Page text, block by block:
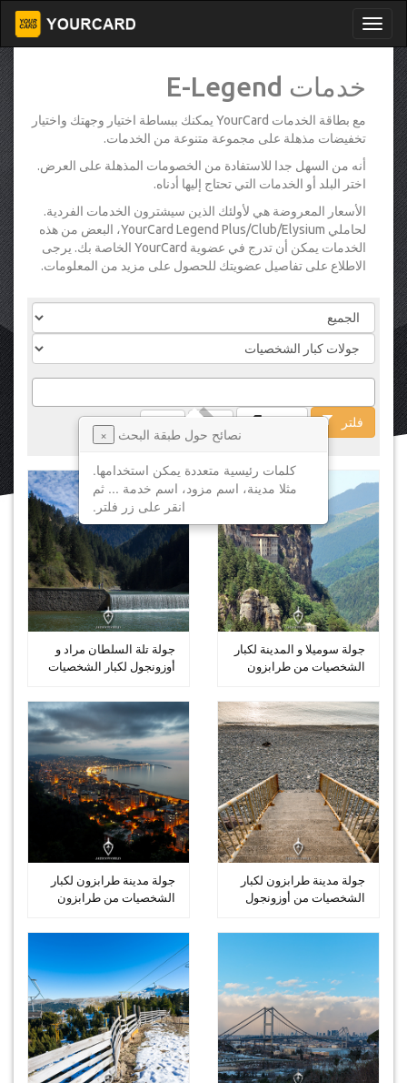
خدمات E-Legend
مع بطاقة الخدمات YourCard يمكنك ببساطة اختيار وجهتك واختيار
تخفيضات مذهلة على مجموعة متنوعة من الخدمات.
أنه من السهل جدا للاستفادة من الخصومات المذهلة على العرض.
اختر البلد أو الخدمات التي تحتاج إليها أدناه.
الأسعار المعروضة هي لأولئك الذين سيشترون الخدمات الفردية.
لحاملي YourCard Legend Plus/Club/Elysium، البعض من هذه
الخدمات يمكن أن تدرج في عضوية YourCard الخاصة بك. يرجى
الاطلاع على تفاصيل عضويتك للحصول على مزيد من المعلومات.
نصائح حول طبقة البحث
×
كلمات رئيسية متعددة يمكن استخدامها.
مثلا مدينة، اسم مزود، اسم خدمة ... ثم
انقر على زر فلتر.
فلتر
جولة تلة السلطان مراد و
أوزونجول لكبار الشخصيات
جولة سوميلا و المدينة لكبار
الشخصيات من طرابزون
جولة مدينة طرابزون لكبار
الشخصيات من طرابزون
جولة مدينة طرابزون لكبار
الشخصيات من أوزونجول